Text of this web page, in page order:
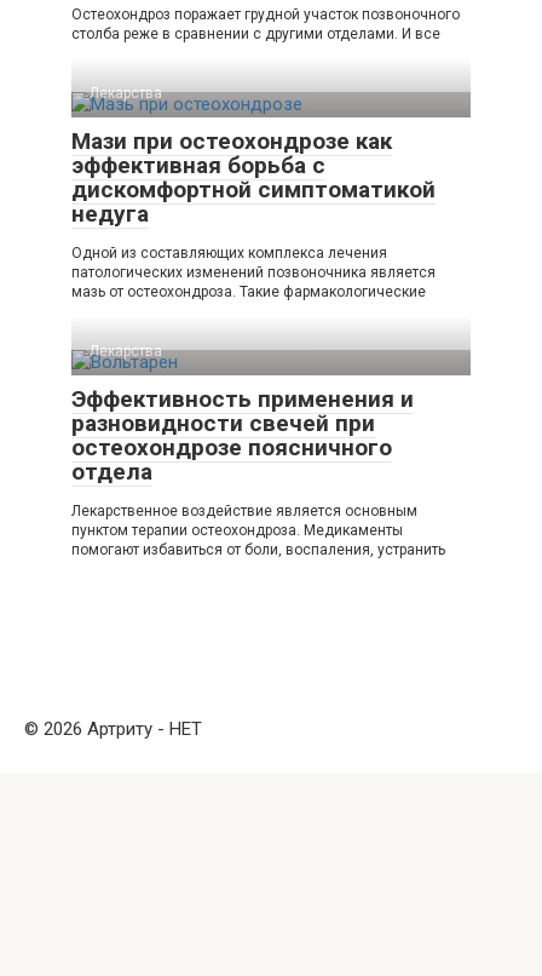
Остеохондроз поражает грудной участок позвоночного
столба реже в сравнении с другими отделами. И все
Лекарства
Мази при остеохондрозе как
эффективная борьба с
дискомфортной симптоматикой
недуга
Одной из составляющих комплекса лечения
патологических изменений позвоночника является
мазь от остеохондроза. Такие фармакологические
Лекарства
Эффективность применения и
разновидности свечей при
остеохондрозе поясничного
отдела
Лекарственное воздействие является основным
пунктом терапии остеохондроза. Медикаменты
помогают избавиться от боли, воспаления, устранить
© 2026 Артриту - НЕТ